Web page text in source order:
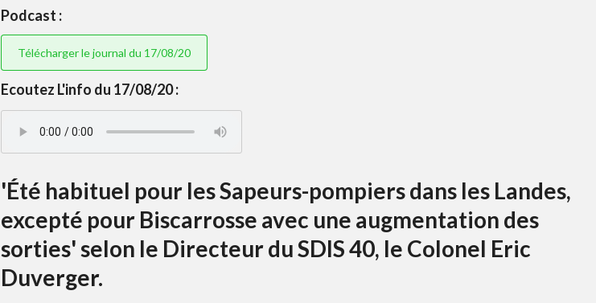
Podcast :
Télécharger le journal du 17/08/20
Ecoutez L'info du 17/08/20 :
'Été habituel pour les Sapeurs-pompiers dans les Landes,
excepté pour Biscarrosse avec une augmentation des
sorties' selon le Directeur du SDIS 40, le Colonel Eric
Duverger.